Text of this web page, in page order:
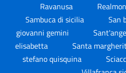
Ravanusa
Sambuca di sicilia
San
giovanni gemini
elisabetta
Santa
stefano quisquina